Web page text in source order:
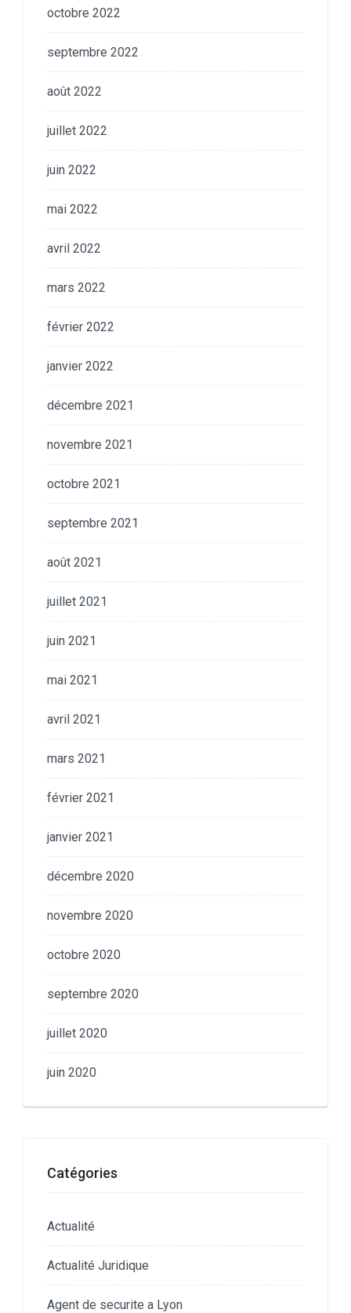
octobre 2022
septembre 2022
août 2022
juillet 2022
juin 2022
mai 2022
avril 2022
mars 2022
février 2022
janvier 2022
décembre 2021
novembre 2021
octobre 2021
septembre 2021
août 2021
juillet 2021
juin 2021
mai 2021
avril 2021
mars 2021
février 2021
janvier 2021
décembre 2020
novembre 2020
octobre 2020
septembre 2020
juillet 2020
juin 2020
Catégories
Actualité
Actualité Juridique
Agent de securite a Lyon